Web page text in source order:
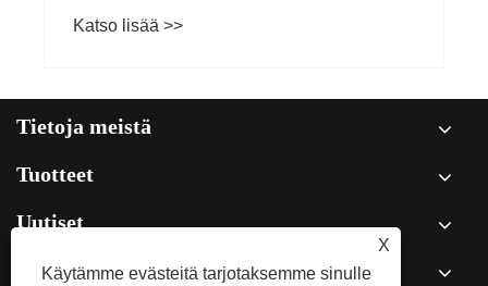
Katso lisää >>
Tietoja meistä
Tuotteet
Uutiset
Ota meihin yhteyttä
X
Käytämme evästeitä tarjotaksemme sinulle